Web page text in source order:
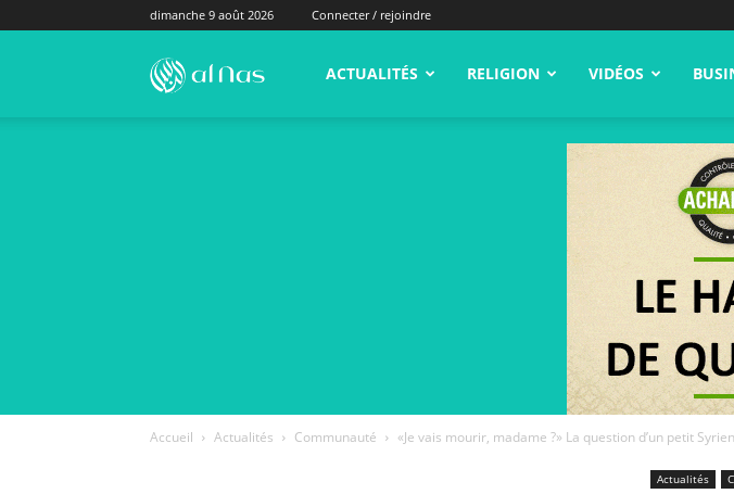
dimanche 9 août 2026 Connecter / rejoindre
alNas.fr ACTUALITÉS RELIGION VIDÉOS
Accueil Actualités Communauté «Je vais mourir, madame ?» La question d’un petit
Actualités